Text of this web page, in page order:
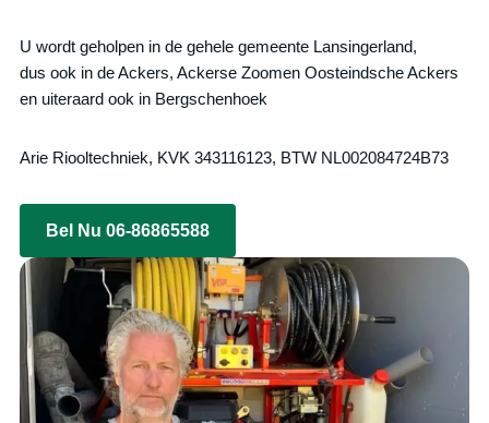
U wordt geholpen in de gehele gemeente Lansingerland,
dus ook in de Ackers, Ackerse Zoomen Oosteindsche Ackers
en uiteraard ook in Bergschenhoek
Arie Riooltechniek, KVK 343116123, BTW NL002084724B73
Bel Nu 06-86865588